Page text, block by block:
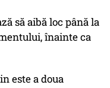
să aibă loc până la
înainte ca
este a doua